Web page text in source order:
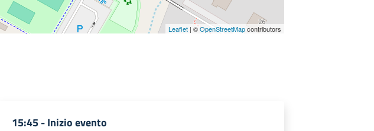
Leaflet| ©OpenStreetMapcontributors
15:45 -Inizio evento